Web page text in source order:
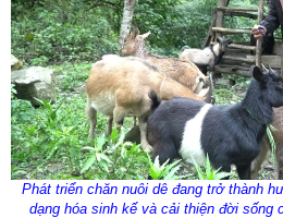
Phát triển chăn nuôi dê đang trở thành
dạng hóa sinh kế và cải thiện đời sống